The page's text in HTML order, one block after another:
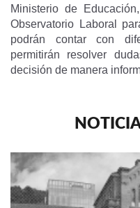
Ministerio de
Observatorio Laboral
podrán contar con
permitirán resolver
decisión de manera